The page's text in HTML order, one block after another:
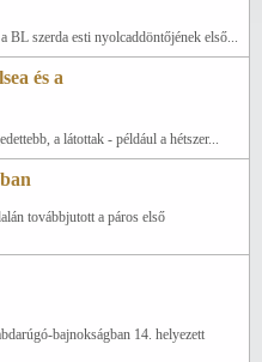
BL szerda esti nyolcaddöntőjének első...
és a
a látottak - például a hétszer...
továbbjutott a páros első
bajnokságban 14. helyezett